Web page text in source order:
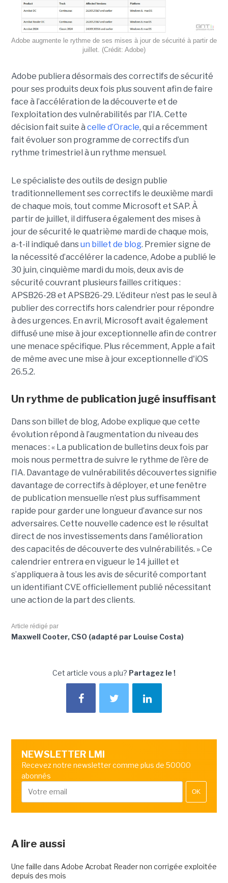
Adobe augmente le rythme de ses mises à jour de sécurité à partir de
juillet. (Crédit: Adobe)
Adobe publiera désormais des correctifs de sécurité
pour ses produits deux fois plus souvent afin de faire
face à l’accélération de la découverte et de
l’exploitation des vulnérabilités par l'IA. Cette
décision fait suite à celle d’Oracle, qui a récemment
fait évoluer son programme de correctifs d’un
rythme trimestriel à un rythme mensuel.
Le spécialiste des outils de design publie
traditionnellement ses correctifs le deuxième mardi
de chaque mois, tout comme Microsoft et SAP. À
partir de juillet, il diffusera également des mises à
jour de sécurité le quatrième mardi de chaque mois,
a-t-il indiqué dansun billet de blog. Premier signe de
la nécessité d’accélérer la cadence, Adobe a publié le
30 juin, cinquième mardi du mois, deux avis de
sécurité couvrant plusieurs failles critiques :
APSB26-28 et APSB26-29. L’éditeur n’est pas le seul à
publier des correctifs hors calendrier pour répondre
à des urgences. En avril, Microsoft avait également
diffusé une mise à jour exceptionnelle afin de contrer
une menace spécifique. Plus récemment, Apple a fait
de même avec une mise à jour exceptionnelle d'iOS
26.5.2.
Un rythme de publication jugé insuffisant
Dans son billet de blog, Adobe explique que cette
évolution répond à l’augmentation du niveau des
menaces : « La publication de bulletins deux fois par
mois nous permettra de suivre le rythme de l’ère de
l’IA. Davantage de vulnérabilités découvertes signifie
davantage de correctifs à déployer, et une fenêtre
de publication mensuelle n’est plus suffisamment
rapide pour garder une longueur d’avance sur nos
adversaires. Cette nouvelle cadence est le résultat
direct de nos investissements dans l’amélioration
des capacités de découverte des vulnérabilités. » Ce
calendrier entrera en vigueur le 14 juillet et
s’appliquera à tous les avis de sécurité comportant
un identifiant CVE officiellement publié nécessitant
une action de la part des clients.
Article rédigé par
Maxwell Cooter, CSO (adapté par Louise Costa)
Cet article vous a plu? Partagez le !
NEWSLETTER LMI
Recevez notre newsletter comme plus de 50000
abonnés
OK
A lire aussi
Une faille dans Adobe Acrobat Reader non corrigée exploitée
depuis des mois